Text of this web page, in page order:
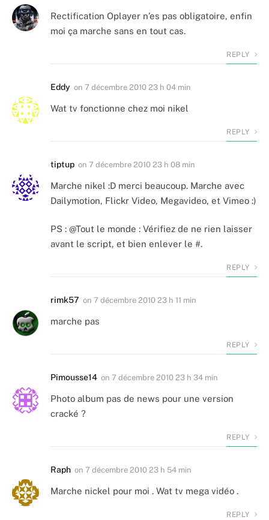
Rectification Oplayer n’es pas obligatoire, enfin
moi ça marche sans en tout cas.
REPLY
Eddy on 7 décembre 2010 23 h 04 min
Wat tv fonctionne chez moi nikel
REPLY
tiptup on 7 décembre 2010 23 h 08 min
Marche nikel :D merci beaucoup. Marche avec
Dailymotion, Flickr Video, Megavideo, et Vimeo :)
PS : @Tout le monde : Vérifiez de ne rien laisser
avant le script, et bien enlever le #.
REPLY
rimk57 on 7 décembre 2010 23 h 11 min
marche pas
REPLY
Pimousse14 on 7 décembre 2010 23 h 34 min
Photo album pas de news pour une version
cracké ?
REPLY
Raph on 7 décembre 2010 23 h 54 min
Marche nickel pour moi . Wat tv mega vidéo .
REPLY